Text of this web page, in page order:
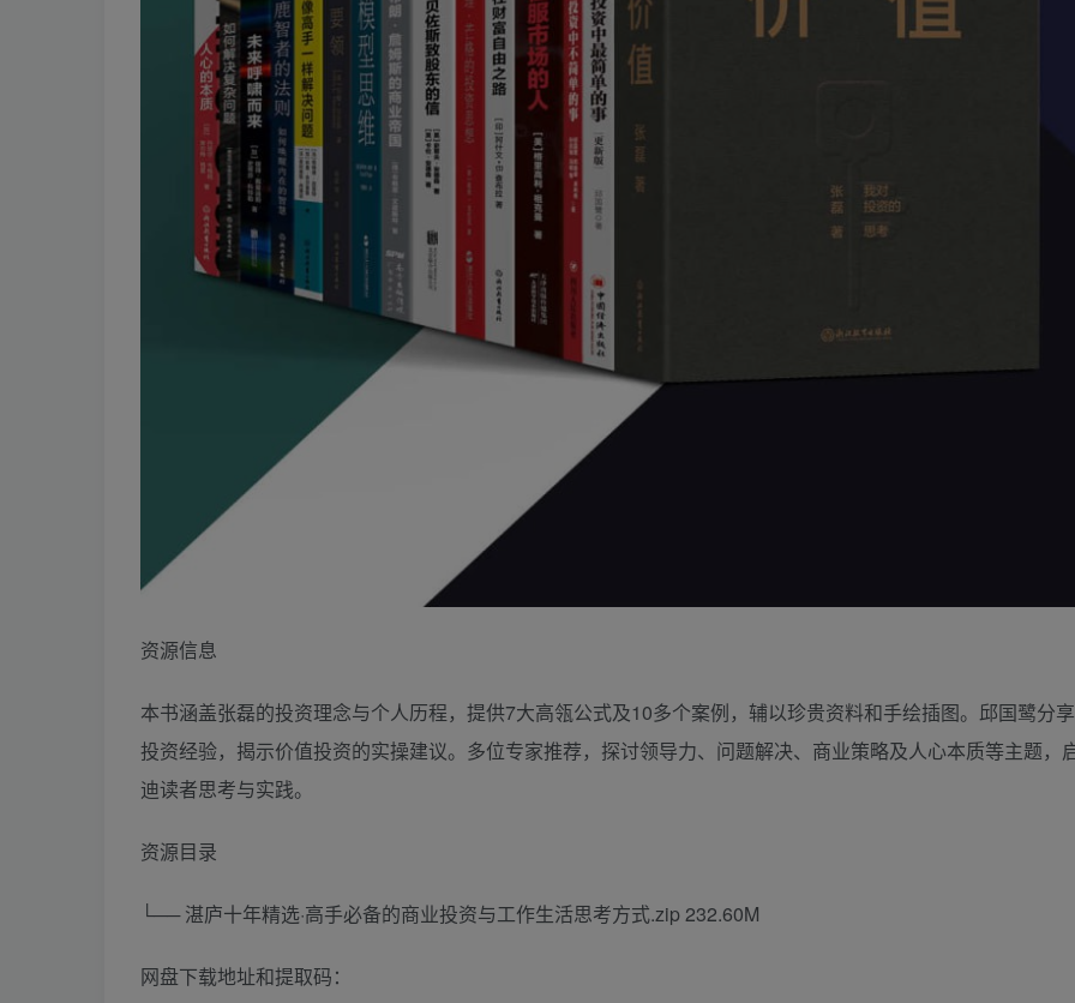
资源信息
本书涵盖张磊的投资理念与个人历程，提供7大高瓴公式及10多个案例，辅以珍贵资料和手绘插图。邱国鹭分享
投资经验，揭示价值投资的实操建议。多位专家推荐，探讨领导力、问题解决、商业策略及人心本质等主题，
迪读者思考与实践。
资源目录
└── 湛庐十年精选·高手必备的商业投资与工作生活思考方式.zip 232.60M
网盘下载地址和提取码：